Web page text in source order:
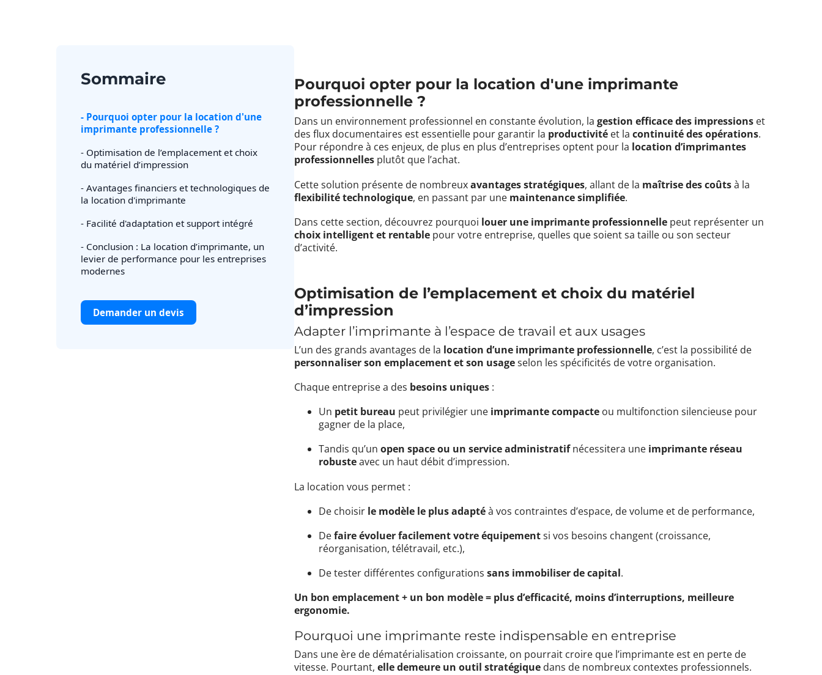
Sommaire
- Pourquoi opter pour la location d'une
imprimante professionnelle ?
- Optimisation de l’emplacement et choix
du matériel d’impression
- Avantages financiers et technologiques de
la location d'imprimante
- Facilité d'adaptation et support intégré
- Conclusion : La location d’imprimante, un
levier de performance pour les entreprises
modernes
Demander un devis
Pourquoi opter pour la location d'une imprimante
professionnelle ?
Dans un environnement professionnel en constante évolution, lagestion efficace des impressions et
des flux documentaires est essentielle pour garantir la productivité et lacontinuité des opérations.
Pour répondre à ces enjeux, de plus en plus d’entreprises optent pour la location d’imprimantes
professionnelles plutôt que l’achat.
Cette solution présente de nombreuxavantages stratégiques, allant de la maîtrise des coûtsà la
flexibilité technologique, en passant par une maintenance simplifiée.
Dans cette section, découvrez pourquoi louer une imprimante professionnelle peut représenter un
choix intelligent et rentable pour votre entreprise, quelles que soient sa taille ou son secteur
d’activité.
Optimisation de l’emplacement et choix du matériel
d’impression
Adapter l’imprimante à l’espace de travail et aux usages
L’un des grands avantages de la location d’une imprimante professionnelle, c’est la possibilité de
personnaliser son emplacement et son usageselon les spécificités de votre organisation.
Chaque entreprise a des besoins uniques :
Un petit bureau peut privilégier une imprimante compacte ou multifonction silencieuse pour
gagner de la place,
Tandis qu’unopen space ou un service administratifnécessitera une imprimante réseau
robusteavec un haut débit d’impression.
La location vous permet :
De choisir le modèle le plus adaptéà vos contraintes d’espace, de volume et de performance,
Defaire évoluer facilement votre équipementsi vos besoins changent (croissance,
réorganisation, télétravail, etc.),
De tester différentes configurationssans immobiliser de capital.
Un bon emplacement + un bon modèle = plus d’efficacité, moins d’interruptions, meilleure
ergonomie.
Pourquoi une imprimante reste indispensable en entreprise
Dans une ère de dématérialisation croissante, on pourrait croire que l’imprimante est en perte de
vitesse. Pourtant,elle demeure un outil stratégique dans de nombreux contextes professionnels.